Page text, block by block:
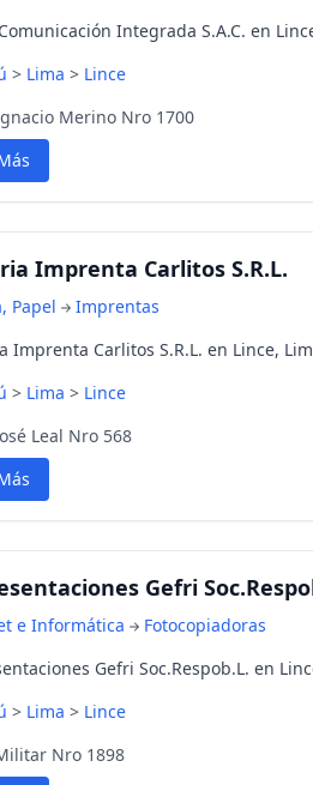
Integrada S.A.C. en
> Lima > Lince
Merino Nro 1700
Imprenta Carlitos S.R.L.
Papel
Imprentas
Imprenta Carlitos S.R.L. en Lince,
> Lima > Lince
Leal Nro 568
Gefri
e Informática
Fotocopiadoras
Gefri Soc.Respob.L. en
> Lima > Lince
Nro 1898